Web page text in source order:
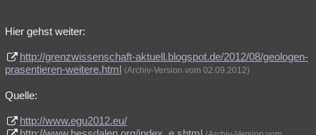
Hier gehst weiter:
http://grenzwissenschaft-aktuell.blogspot.de/2012/08/geologen-
prasentieren-weitere.html (Archiv-Version vom 02.09.2012)
Quelle:
http://www.egu2012.eu/